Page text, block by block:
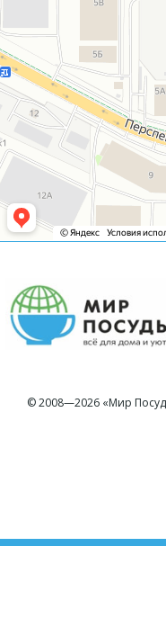
© 2008—2026 «Мир